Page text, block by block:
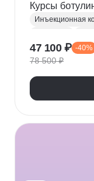
Курсы
Инъекционная
47 100 ₽ -40%
78 500 ₽